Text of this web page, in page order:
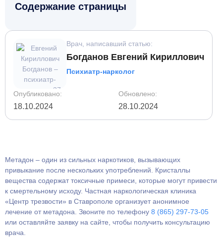
Содержание страницы
Врач, написавший статью:
Богданов Евгений Кириллович
Психиатр-нарколог
Опубликовано:
18.10.2024
Обновлено:
28.10.2024
Метадон – один из сильных наркотиков, вызывающих
привыкание после нескольких употреблений. Кристаллы
вещества содержат токсичные примеси, которые могут привести
к смертельному исходу. Частная наркологическая клиника
«Центр трезвости» в Ставрополе организует анонимное
лечение от метадона. Звоните по телефону 8 (865) 297-73-05
или оставляйте заявку на сайте, чтобы получить консультацию
врача.